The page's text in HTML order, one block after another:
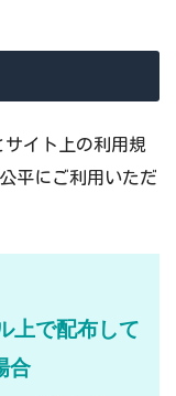
イト上の利用規
平にご利用いただ
上で配布して
合